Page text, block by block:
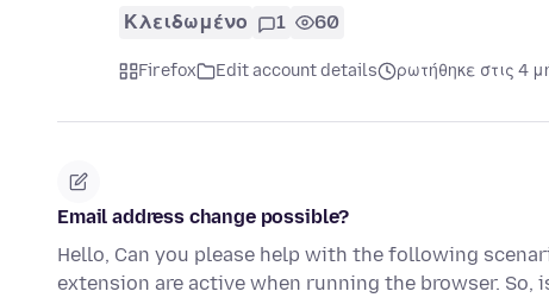
Κλειδωμένο 1 60
Firefox Edit account details ρωτήθηκε στις 4
Email address change possible?
Hello, Can you please help with the following
extension are active when running the browser. So,